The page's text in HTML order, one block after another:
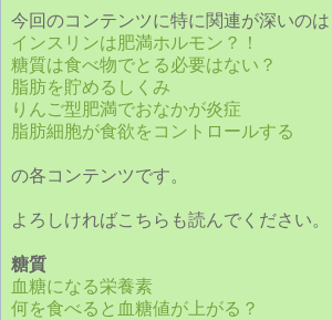
今回のコンテンツに特に関連が深いのは
インスリンは肥満ホルモン？！
糖質は食べ物でとる必要はない？
脂肪を貯めるしくみ
りんご型肥満でおなかが炎症
脂肪細胞が食欲をコントロールする
の各コンテンツです。
よろしければこちらも読んでください。
糖質
血糖になる栄養素
何を食べると血糖値が上がる？